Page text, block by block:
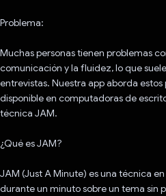
Problema:
Muchas personas tienen problemas
comunicación y la fluidez, lo que
entrevistas. Nuestra app aborda
disponible en computadoras de
técnica JAM.
¿Qué es JAM?
JAM (Just A Minute) es una técnica
durante un minuto sobre un tema sin